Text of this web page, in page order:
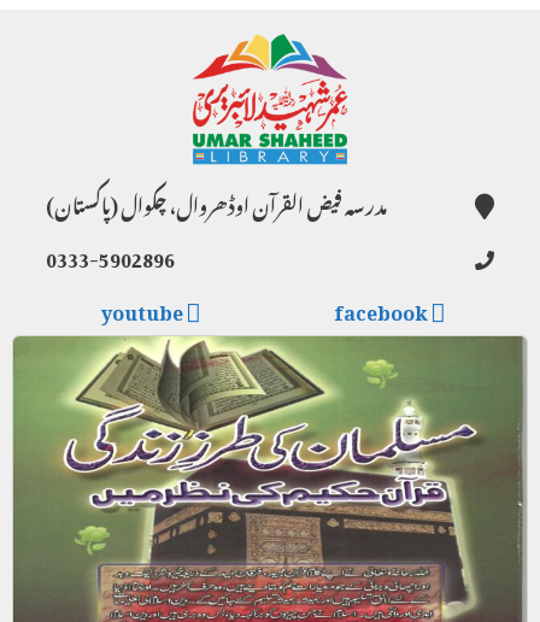
مدرسہ فیض القرآن اوڈھروال، چکوال (پاکستان)
0333-5902896
facebook
youtube